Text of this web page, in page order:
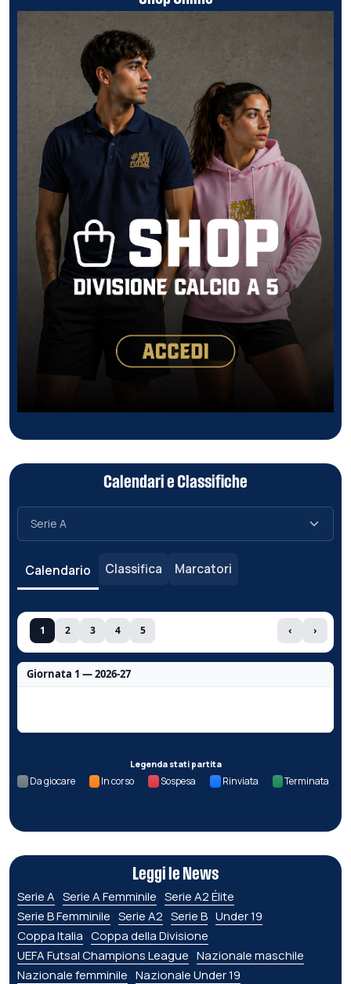
Calendari e Classifiche
Calendario Classifica Marcatori
1 2 3 4 5 ‹ ›
Giornata 1 — 2026-27
Legenda stati partita
Da giocare In corso Sospesa Rinviata Terminata
Leggi le News
Serie A Serie A Femminile Serie A2 Élite
Serie B Femminile Serie A2 Serie B Under 19
Coppa Italia Coppa della Divisione
UEFA Futsal Champions League Nazionale maschile
Nazionale femminile Nazionale Under 19